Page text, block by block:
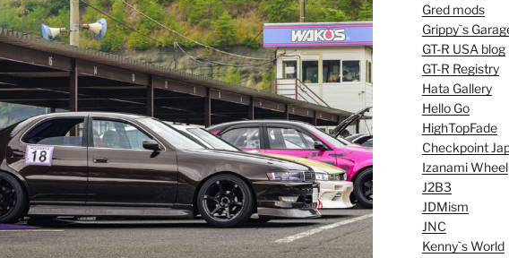
Gred mods
Grippy`s
GT-R USA blog
GT-R Registry
Hata Gallery
Hello Go
HighTopFade
Checkpoint
Izanami Wheel
J2B3
JDMism
JNC
Kenny`s World